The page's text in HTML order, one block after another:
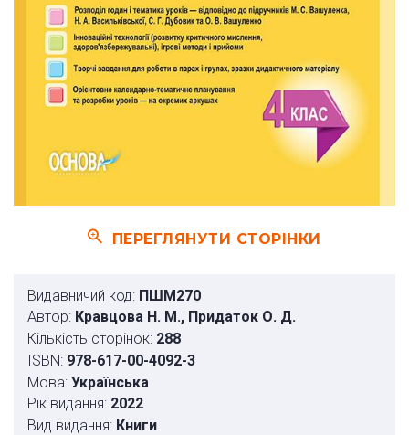
ПЕРЕГЛЯНУТИ СТОРІНКИ
Видавничий код: ПШМ270
Автор: Кравцова Н. М., Придаток О. Д.
Кількість сторінок: 288
ISBN: 978-617-00-4092-3
Мова: Українська
Рік видання: 2022
Вид видання: Книги